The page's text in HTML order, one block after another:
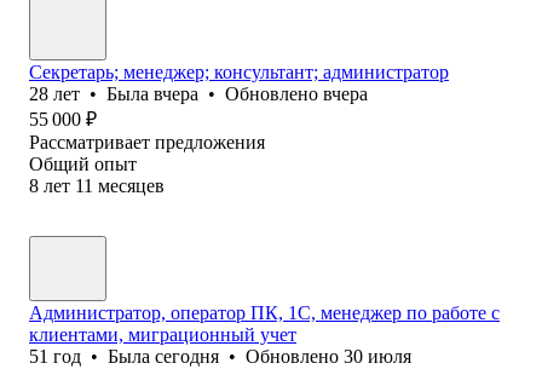
Секретарь; менеджер; консультант; администратор
28 лет • Была вчера • Обновлено вчера
55 000 ₽
Рассматривает предложения
Общий опыт
8 лет 11 месяцев
Администратор, оператор ПК, 1С, менеджер по работе с
клиентами, миграционный учет
51 год • Была сегодня • Обновлено 30 июля